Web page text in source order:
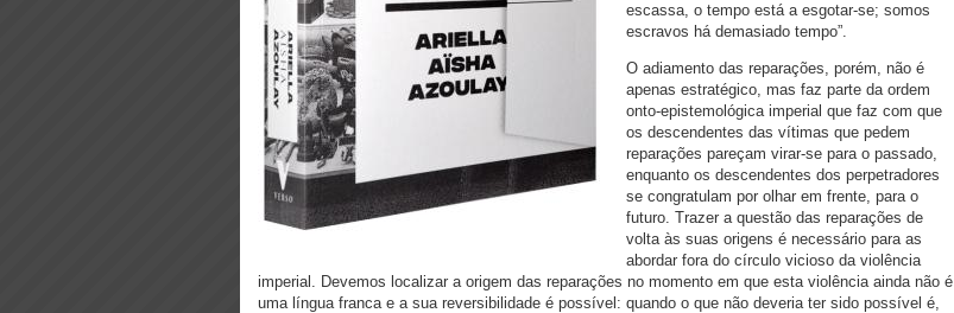
escassa, o tempo está a esgotar-se; somos
escravos há demasiado tempo”.
O adiamento das reparações, porém, não é
apenas estratégico, mas faz parte da ordem
onto-epistemológica imperial que faz com que
os descendentes das vítimas que pedem
reparações pareçam virar-se para o passado,
enquanto os descendentes dos perpetradores
se congratulam por olhar em frente, para o
futuro. Trazer a questão das reparações de
volta às suas origens é necessário para as
abordar fora do círculo vicioso da violência
imperial. Devemos localizar a origem das reparações no momento em que esta violência ainda não é
uma língua franca e a sua reversibilidade é possível: quando o que não deveria ter sido possível é,